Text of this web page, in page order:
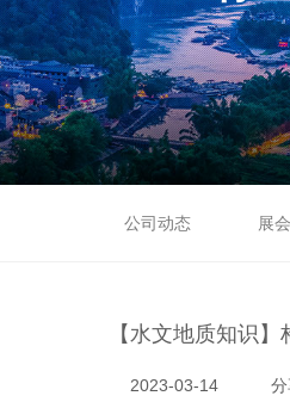
公司动态 展
【水文地质知识
2023-03-14 分